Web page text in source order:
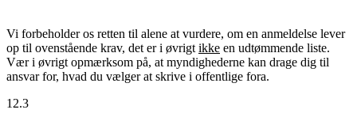
Vi forbeholder os retten til alene at vurdere, om en anmeldelse lever
op til ovenstående krav, det er i øvrigt ikke en udtømmende liste.
Vær i øvrigt opmærksom på, at myndighederne kan drage dig til
ansvar for, hvad du vælger at skrive i offentlige fora.
12.3